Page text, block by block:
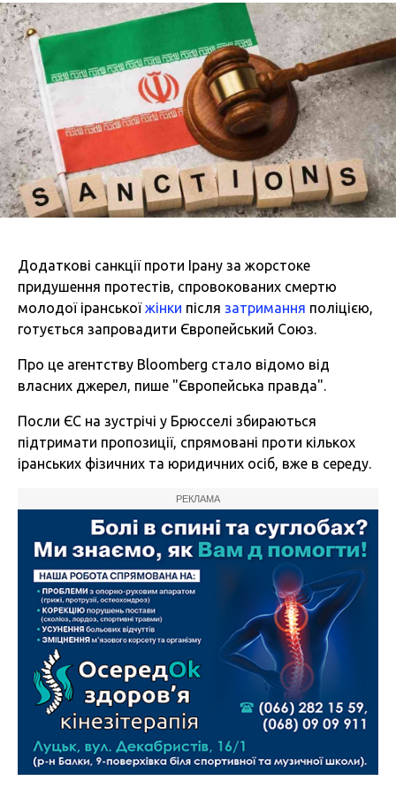
Додаткові санкції проти Ірану за жорстоке
придушення протестів, спровокованих смертю
молодої іранськоїжінки після затримання поліцією,
готується запровадити Європейський Союз.
Про це агентству Bloomberg стало відомо від
власних джерел, пише "Європейська правда".
Посли ЄС на зустрічі у Брюсселі збираються
підтримати пропозиції, спрямовані проти кількох
іранських фізичних та юридичних осіб, вже в середу.
РЕКЛАМА